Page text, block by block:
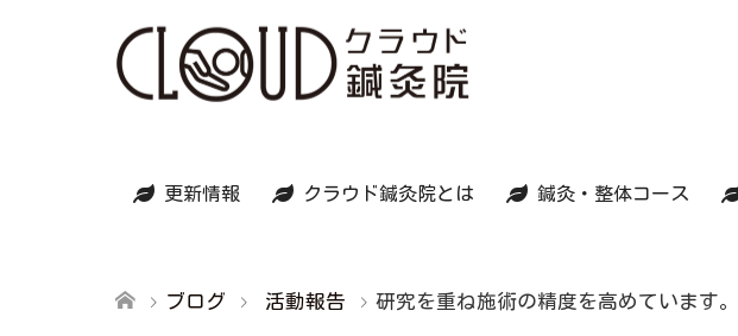
更新情報 クラウド鍼灸院とは 鍼灸・整体コース
ブログ 活動報告 研究を重ね施術の精度を高めています。